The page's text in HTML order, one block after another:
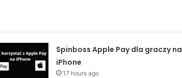
Spinboss Apple Pay dla graczy na
iPhone
17 hours ago